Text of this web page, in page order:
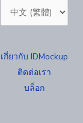
Choose
a
เกี่ยวกับ IDMockup
ติดต่อเรา
บล็อก